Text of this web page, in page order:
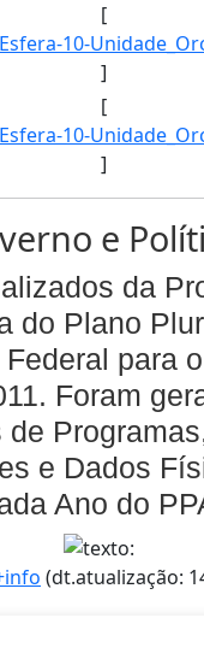
[
]
[
]
e
da
do Plano
para
Foram
de
e Dados
Ano do
(dt.atualização: